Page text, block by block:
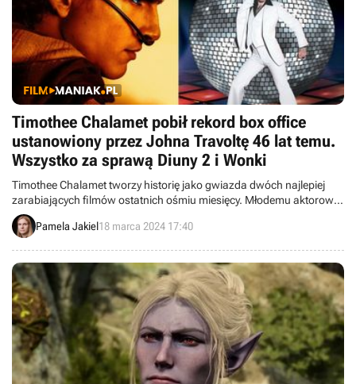
Timothee Chalamet pobił rekord box office
ustanowiony przez Johna Travoltę 46 lat temu.
Wszystko za sprawą Diuny 2 i Wonki
Timothee Chalamet tworzy historię jako gwiazda dwóch najlepiej
zarabiających filmów ostatnich ośmiu miesięcy. Młodemu aktorowi
udało się pobić 46-letni rekord ustanowiony przez Johna Travoltę.
Pamela Jakiel18 marca 2024 17:40